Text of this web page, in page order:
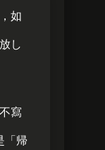
如
し
寫
「帰